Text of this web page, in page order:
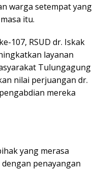
warga setempat yang
itu.
107, RSUD dr. Iskak
layanan
Tulungagung
nilai perjuangan dr.
mereka
yang merasa
penayangan